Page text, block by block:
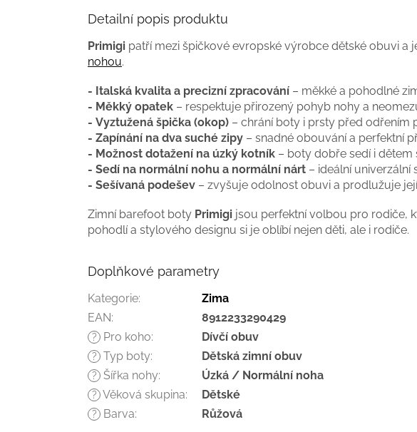
Detailní popis produktu
Primigi patří mezi špičkové evropské výrobce dětské obuvi a
nohou.
- Italská kvalita a precizní zpracování – měkké a pohodlné
- Měkký opatek – respektuje přirozený pohyb nohy a
- Vyztužená špička (okop) – chrání boty i prsty před odřením
- Zapínání na dva suché zipy – snadné obouvání a perfektní
- Možnost dotažení na úzký kotník – boty dobře sedí i dětem
- Sedí na normální nohu a normální nárt – ideální univerzální
- Sešívaná podešev – zvyšuje odolnost obuvi a prodlužuje
Zimní barefoot boty Primigi jsou perfektní volbou pro rodiče,
pohodlí a stylového designu si je oblíbí nejen děti, ale i rodiče.
Doplňkové parametry
Kategorie:
Zima
EAN: 8912233290429
? Pro koho: Dívčí obuv
? Typ boty: Dětská zimní obuv
? Šířka nohy: Úzká / Normální noha
? Věková skupina: Dětské
? Barva: Růžová